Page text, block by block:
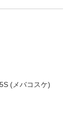
(メバコスケ)